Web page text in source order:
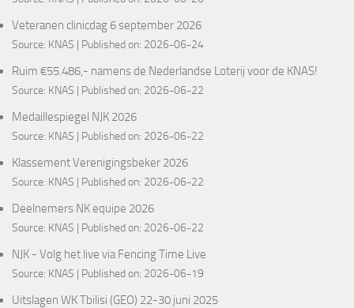
Veteranen clinicdag 6 september 2026
Source: KNAS Published on: 2026-06-24
Ruim €55.486,- namens de Nederlandse Loterij voor de KNAS!
Source: KNAS Published on: 2026-06-22
Medaillespiegel NJK 2026
Source: KNAS Published on: 2026-06-22
Klassement Verenigingsbeker 2026
Source: KNAS Published on: 2026-06-22
Deelnemers NK equipe 2026
Source: KNAS Published on: 2026-06-22
NJK - Volg het live via Fencing Time Live
Source: KNAS Published on: 2026-06-19
Uitslagen WK Tbilisi (GEO) 22-30 juni 2025